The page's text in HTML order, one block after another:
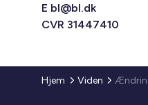
E bl@bl.dk
CVR 31447410
Hjem Viden